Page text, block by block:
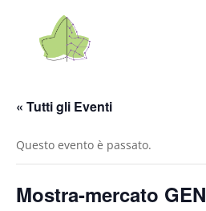
« Tutti gli Eventi
Questo evento è passato.
Mostra-mercato